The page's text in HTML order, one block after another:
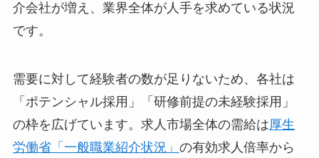
介会社が増え、業界全体が人手を求めている状況
です。
需要に対して経験者の数が足りないため、各社は
「ポテンシャル採用」「研修前提の未経験採用」
の枠を広げています。求人市場全体の需給は厚生
労働省「一般職業紹介状況」 の有効求人倍率から